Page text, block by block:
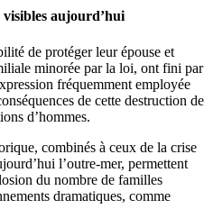
visibles aujourd’hui
de protéger leur épouse et
minorée par la loi, ont fini par
fréquemment employée
de cette destruction de
d’hommes.
combinés à ceux de la crise
l’outre-mer, permettent
du nombre de familles
dramatiques, comme